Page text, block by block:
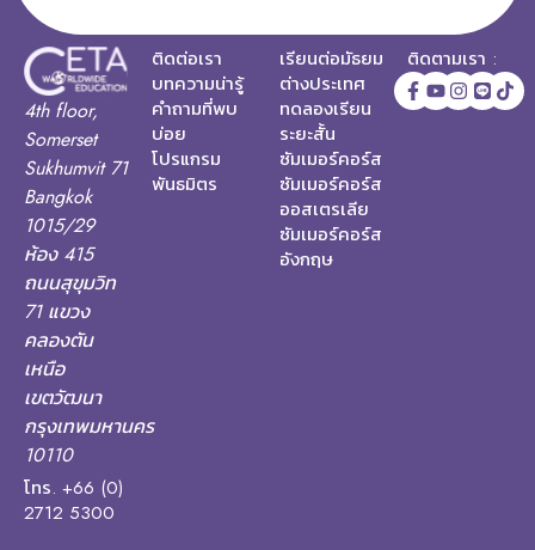
4th floor,
Somerset
Sukhumvit 71
Bangkok
1015/29
ห้อง 415
ถนนสุขุมวิท
71 แขวง
คลองตัน
เหนือ
เขตวัฒนา
กรุงเทพมหานคร
10110
โทร. +66 (0)
2712 5300
ติดต่อเรา
บทความน่ารู้
คำถามที่พบ
บ่อย
โปรแกรม
พันธมิตร
เรียนต่อมัธยม
ต่างประเทศ
ทดลองเรียน
ระยะสั้น
ซัมเมอร์คอร์ส
ซัมเมอร์คอร์ส
ออสเตรเลีย
ซัมเมอร์คอร์ส
อังกฤษ
ติดตามเรา :